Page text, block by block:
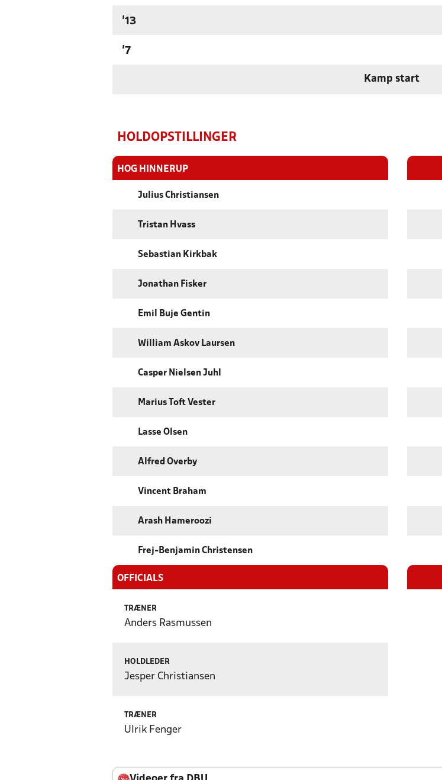
'13
'7
Kamp start
HOLDOPSTILLINGER
HOG HINNERUP
Julius Christiansen
Tristan Hvass
Sebastian Kirkbak
Jonathan Fisker
Emil Buje Gentin
William Askov Laursen
Casper Nielsen Juhl
Marius Toft Vester
Lasse Olsen
Alfred Overby
Vincent Braham
Arash Hameroozi
Frej-Benjamin Christensen
OFFICIALS
TRÆNER
Anders Rasmussen
HOLDLEDER
Jesper Christiansen
TRÆNER
Ulrik Fenger